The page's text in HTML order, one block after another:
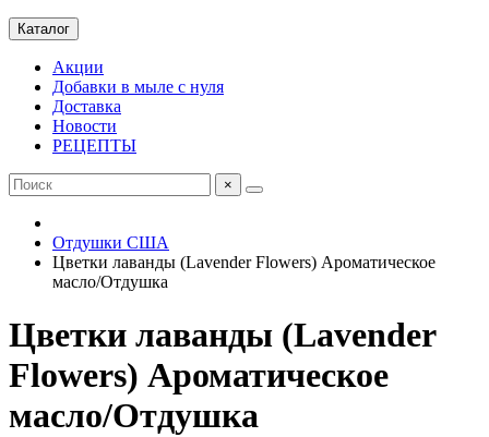
Каталог
Акции
Добавки в мыле с нуля
Доставка
Новости
РЕЦЕПТЫ
×
Отдушки США
Цветки лаванды (Lavender Flowers) Ароматическое
масло/Отдушка
Цветки лаванды (Lavender
Flowers) Ароматическое
масло/Отдушка